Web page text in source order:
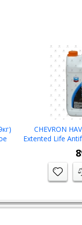
CHEVRON
Extented Life
антифриз